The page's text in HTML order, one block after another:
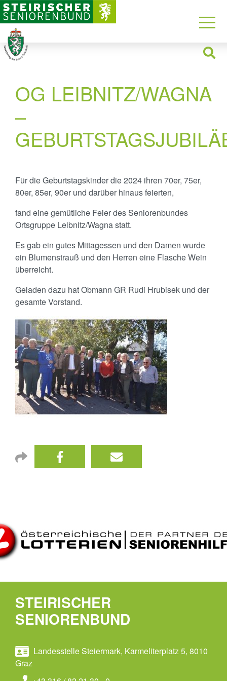
OG LEIBNITZ/WAGNA
–
Für die Geburtstagskinder die 2024 ihren 70er, 75er,
80er, 85er, 90er und darüber hinaus feierten,
fand eine gemütliche Feier des Seniorenbundes
Ortsgruppe Leibnitz/Wagna statt.
Es gab ein gutes Mittagessen und den Damen wurde
ein Blumenstrauß und den Herren eine Flasche Wein
überreicht.
Geladen dazu hat Obmann GR Rudi Hrubisek und der
gesamte Vorstand.
STEIRISCHER
SENIORENBUND
Landesstelle Steiermark, Karmeliterplatz 5, 8010
Graz